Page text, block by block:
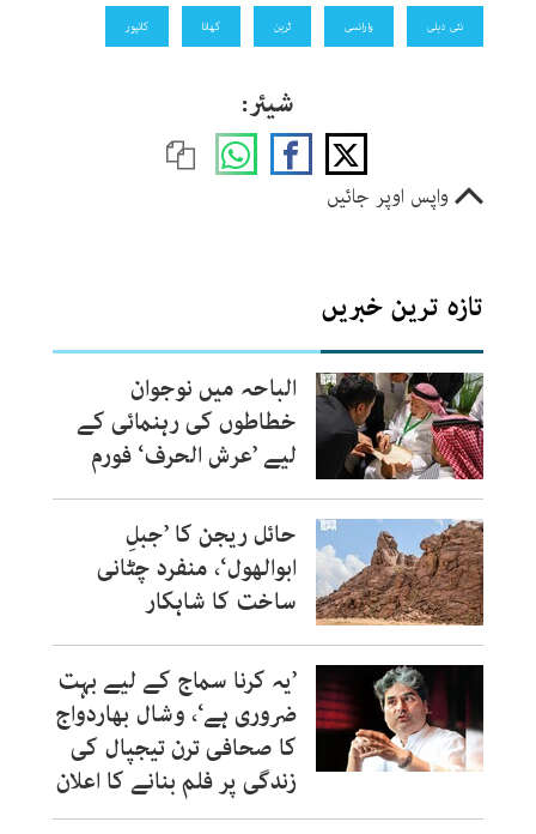
نئی دہلی وارانسی ٹرین کھانا کانپور
شیئر:
واپس اوپر جائیں
تازہ ترین خبریں
الباحہ میں نوجوان
خطاطوں کی رہنمائی کے
لیے ’عرش الحرف‘ فورم
حائل ریجن کا ’جبلِ
ابوالھول‘، منفرد چٹانی
ساخت کا شاہکار
’یہ کرنا سماج کے لیے بہت
ضروری ہے‘، وشال بھاردواج
کا صحافی ترن تیجپال کی
زندگی پر فلم بنانے کا اعلان